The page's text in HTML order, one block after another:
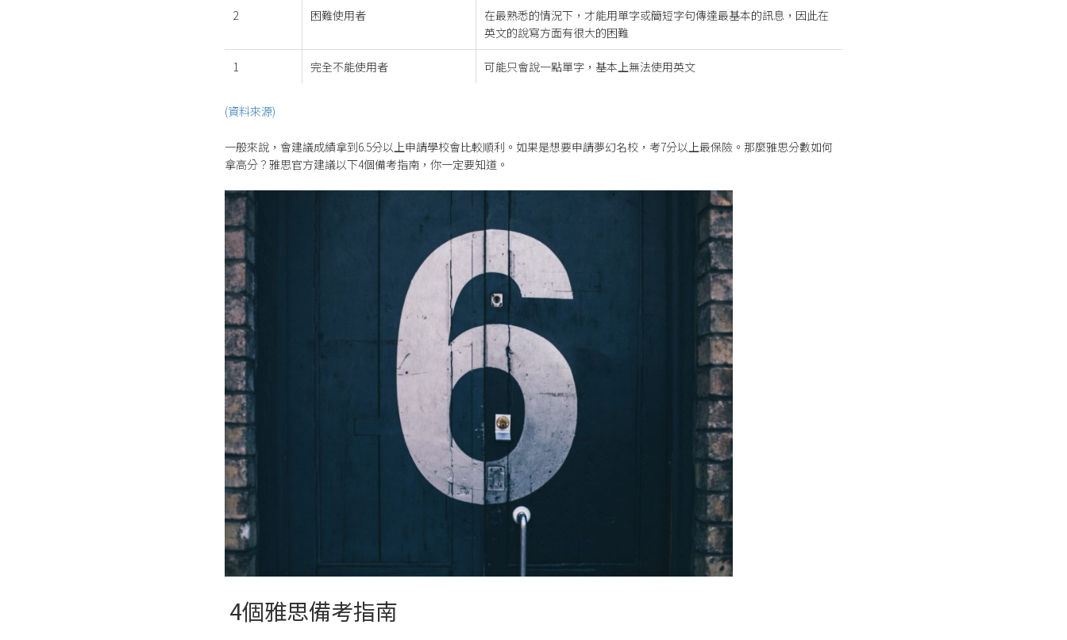
2 困難使用者
在最熟悉的情況下，才能用單字或簡短字句傳達最基本的訊息，因此在
英文的說寫方面有很大的困難
1 完全不能使用者 可能只會說一點單字，基本上無法使用英文
(資料來源)
一般來說，會建議成績拿到6.5分以上申請學校會比較順利。如果是想要申請夢幻名校，考7分以上最保險。那麼雅思分數如何
拿高分？雅思官方建議以下4個備考指南，你一定要知道。
4個雅思備考指南